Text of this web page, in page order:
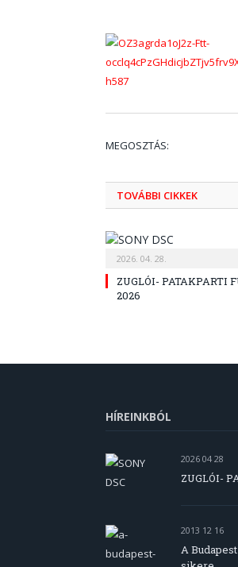
MEGOSZTÁS:
TOVÁBBI CIKKEK
2026. 04. 28.
ZUGLÓI- PATAKPARTI
2026
HÍREINKBÓL
2026 04 28
ZUGLÓI-
2013 12 16
A